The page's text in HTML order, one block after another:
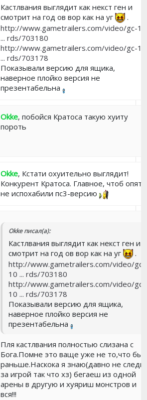
Кастлвания выглядит как некст ген и
смотрит на год ов вор как на уг
.
http://www.gametrailers.com/video/gc-10
... rds/703180
http://www.gametrailers.com/video/gc-10
... rds/703178
Показывали версию для ящика,
наверное плойко версия не
презентабельна
Okke, побойся Кратоса такую хуиту
пороть
Okke, Кстати охуительно выглядит!
Конкурент Кратоса. Главное, чтоб опять
не испохабили пс3-версию
Okke писал(а):
Кастлвания выглядит как некст ген и
смотрит на год ов вор как на уг
.
http://www.gametrailers.com/video/gc-
10 ... rds/703180
http://www.gametrailers.com/video/gc-
10 ... rds/703178
Показывали версию для ящика,
наверное плойко версия не
презентабельна
Пля кастлвания полностью слизана с
Бога.Помне это ваще уже не то,что
раньше.Наскока я знаю(давно не
за игрой так что хз) бегаеш из одной
арены в другую и хуяриш монстров и
вся!!!